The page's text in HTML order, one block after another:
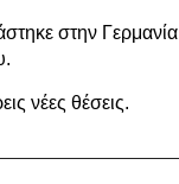
στην Γερμανία
νέες θέσεις.